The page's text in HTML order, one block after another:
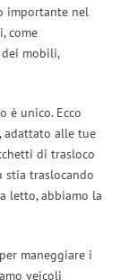
importante nel
come
mobili,
è unico. Ecco
adattato alle tue
di trasloco
stia traslocando
letto, abbiamo la
maneggiare i
veicoli